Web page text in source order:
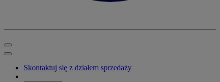
Skontaktuj się z działem sprzedaży